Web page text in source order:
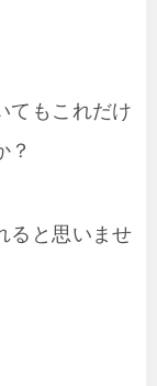
てもこれだけ
？
ると思いませ